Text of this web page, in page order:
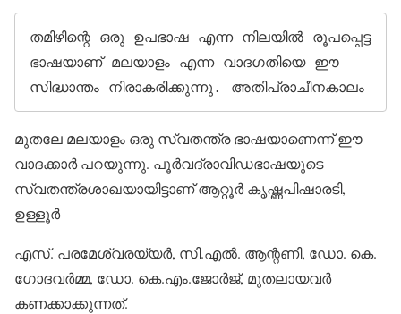
തമിഴിന്റെ ഒരു ഉപഭാഷ എന്ന നിലയില്‍ രൂപപ്പെട്ട
ഭാഷയാണ് മലയാളം എന്ന വാദഗതിയെ ഈ
മുതലേ മലയാളം ഒരു സ്വതന്ത്ര ഭാഷയാണെന്ന് ഈ
വാദക്കാര്‍ പറയുന്നു. പൂര്‍വദ്രാവിഡഭാഷയുടെ
സ്വതന്ത്രശാഖയായിട്ടാണ് ആറ്റൂര്‍ കൃഷ്ണപിഷാരടി,
ഉള്ളൂര്‍
എസ്. പരമേശ്വരയ്യര്‍, സി.എല്‍. ആന്റണി, ഡോ. കെ.
ഗോദവര്‍മ്മ, ഡോ. കെ.എം.ജോര്‍ജ്, മുതലായവര്‍
കണക്കാക്കുന്നത്.